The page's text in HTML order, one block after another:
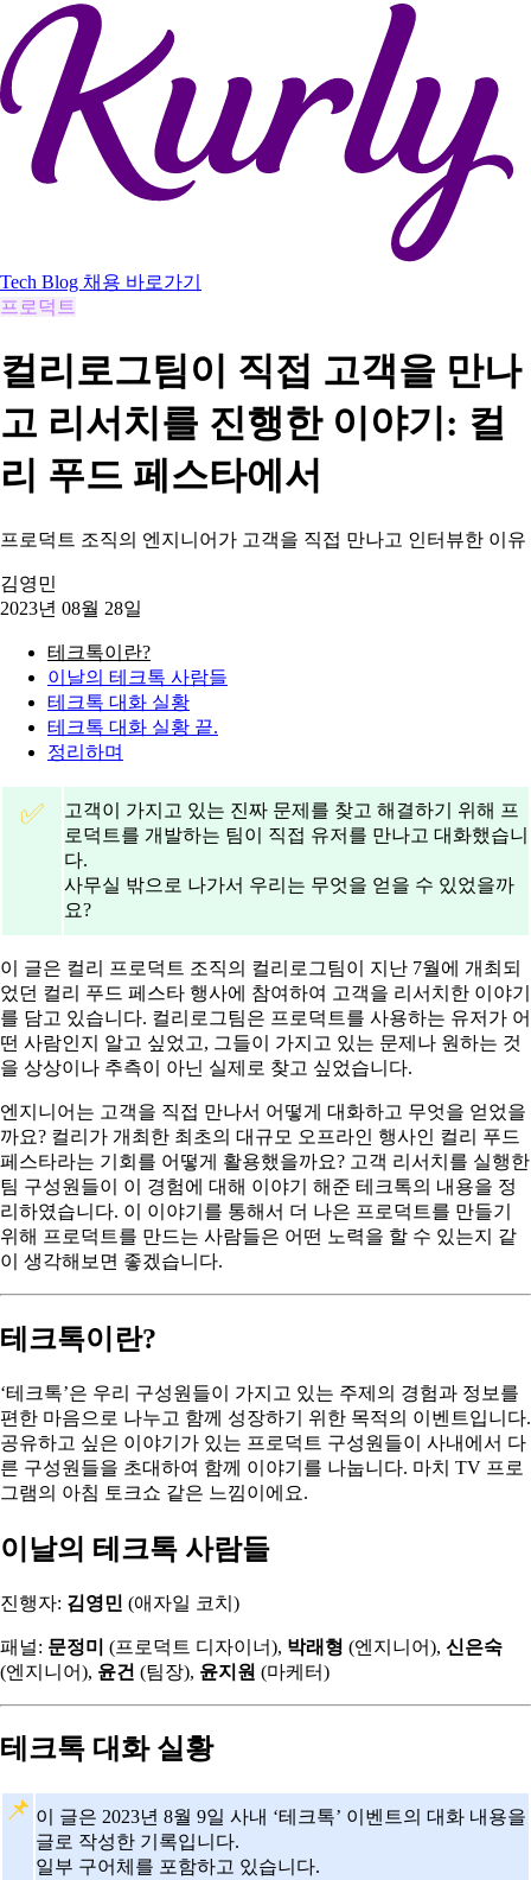
Tech Blog 채용 바로가기
프로덕트
컬리로그팀이 직접 고객을 만나
고 리서치를 진행한 이야기: 컬
리 푸드 페스타에서
프로덕트 조직의 엔지니어가 고객을 직접 만나고 인터뷰한 이유
김영민
2023년 08월 28일
테크톡이란?
이날의 테크톡 사람들
테크톡 대화 실황
테크톡 대화 실황 끝.
정리하며
✅
고객이 가지고 있는 진짜 문제를 찾고 해결하기 위해 프
로덕트를 개발하는 팀이 직접 유저를 만나고 대화했습니
다.
사무실 밖으로 나가서 우리는 무엇을 얻을 수 있었을까
요?
이 글은 컬리 프로덕트 조직의 컬리로그팀이 지난 7월에 개최되
었던 컬리 푸드 페스타 행사에 참여하여 고객을 리서치한 이야기
를 담고 있습니다. 컬리로그팀은 프로덕트를 사용하는 유저가 어
떤 사람인지 알고 싶었고, 그들이 가지고 있는 문제나 원하는 것
을 상상이나 추측이 아닌 실제로 찾고 싶었습니다.
엔지니어는 고객을 직접 만나서 어떻게 대화하고 무엇을 얻었을
까요? 컬리가 개최한 최초의 대규모 오프라인 행사인 컬리 푸드
페스타라는 기회를 어떻게 활용했을까요? 고객 리서치를 실행한
팀 구성원들이 이 경험에 대해 이야기 해준 테크톡의 내용을 정
리하였습니다. 이 이야기를 통해서 더 나은 프로덕트를 만들기
위해 프로덕트를 만드는 사람들은 어떤 노력을 할 수 있는지 같
이 생각해보면 좋겠습니다.
테크톡이란?
‘테크톡’은 우리 구성원들이 가지고 있는 주제의 경험과 정보를
편한 마음으로 나누고 함께 성장하기 위한 목적의 이벤트입니다.
공유하고 싶은 이야기가 있는 프로덕트 구성원들이 사내에서 다
른 구성원들을 초대하여 함께 이야기를 나눕니다. 마치 TV 프로
그램의 아침 토크쇼 같은 느낌이에요.
이날의 테크톡 사람들
진행자: 김영민 (애자일 코치)
패널: 문정미 (프로덕트 디자이너), 박래형 (엔지니어), 신은숙
(엔지니어), 윤건 (팀장), 윤지원 (마케터)
테크톡 대화 실황
📌 이 글은 2023년 8월 9일 사내 ‘테크톡’ 이벤트의 대화 내용을
글로 작성한 기록입니다.
일부 구어체를 포함하고 있습니다.